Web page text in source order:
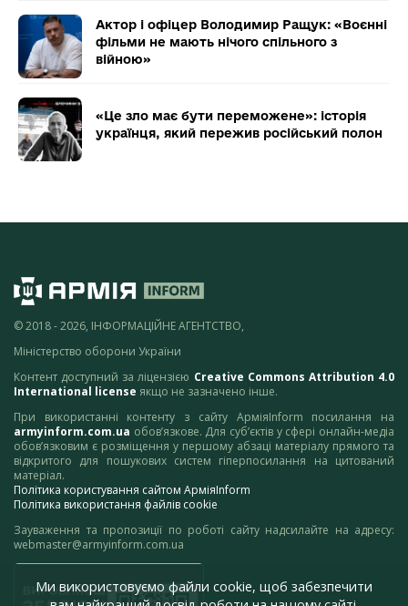
Актор і офіцер Володимир Ращук: «Воєнні
фільми не мають нічого спільного з
війною»
«Це зло має бути переможене»: історія
українця, який пережив російський полон
© 2018 - 2026, ІНФОРМАЦІЙНЕ АГЕНТСТВО,
Міністерство оборони України
Контент доступний за ліцензією Creative Commons Attribution 4.0
International license якщо не зазначено інше.
При використанні контенту з сайту АрміяInform посилання на
armyinform.com.ua обов’язкове. Для суб’єктів у сфері онлайн-медіа
обов’язковим є розміщення у першому абзаці матеріалу прямого та
відкритого для пошукових систем гіперпосилання на цитований
матеріал.
Політика користування сайтом АрміяInform
Політика використання файлів cookie
Зауваження та пропозиції по роботі сайту надсилайте на адресу:
webmaster@armyinform.com.ua
Ми використовуємо файли cookie, щоб забезпечити